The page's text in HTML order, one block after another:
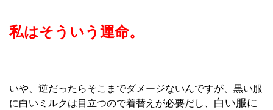
私はそういう運命。
いや、逆だったらそこまでダメージないんですが、黒い服
に白いミルクは目立つので着替えが必要だし、 白い服に